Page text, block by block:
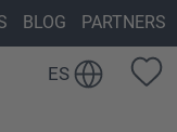
BLOG PARTNERS
ES